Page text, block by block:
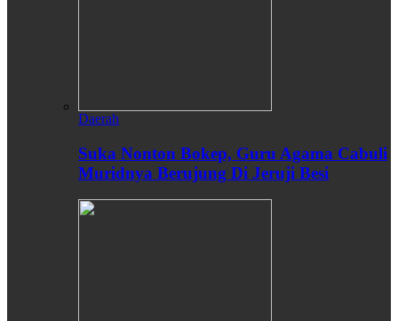
Daerah
Suka Nonton Bokep, Guru Agama Cabuli
Muridnya Berujung Di Jeruji Besi